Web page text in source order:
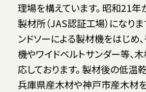
理場を構えています。 昭和21年
製材所（JAS認証工場）になりま
ンドソーによる製材機をはじめ
機やワイドベルトサンダー等、
応しております。 製材後の低温
兵庫県産木材や神戸市産木材